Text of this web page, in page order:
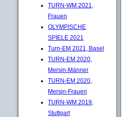
TURN-WM 2021,
Frauen
OLYMPISCHE
SPIELE 2021
Turn-EM 2021, Basel
TURN-EM 2020,
Mersin-Männer
TURN-EM 2020,
Mersin-Frauen
TURN-WM 2019,
Stuttgart